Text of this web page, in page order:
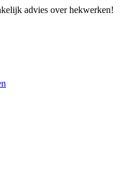
advies over hekwerken!